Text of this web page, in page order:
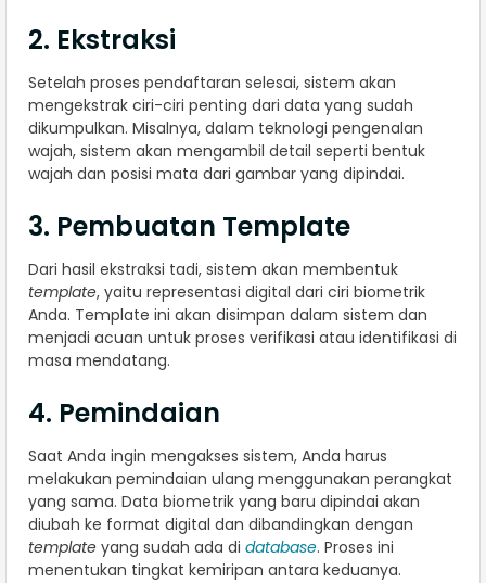
2. Ekstraksi
Setelah proses pendaftaran selesai, sistem akan
mengekstrak ciri-ciri penting dari data yang sudah
dikumpulkan. Misalnya, dalam teknologi pengenalan
wajah, sistem akan mengambil detail seperti bentuk
wajah dan posisi mata dari gambar yang dipindai.
3. Pembuatan Template
Dari hasil ekstraksi tadi, sistem akan membentuk
template, yaitu representasi digital dari ciri biometrik
Anda. Template ini akan disimpan dalam sistem dan
menjadi acuan untuk proses verifikasi atau identifikasi di
masa mendatang.
4. Pemindaian
Saat Anda ingin mengakses sistem, Anda harus
melakukan pemindaian ulang menggunakan perangkat
yang sama. Data biometrik yang baru dipindai akan
diubah ke format digital dan dibandingkan dengan
template yang sudah ada di database. Proses ini
menentukan tingkat kemiripan antara keduanya.